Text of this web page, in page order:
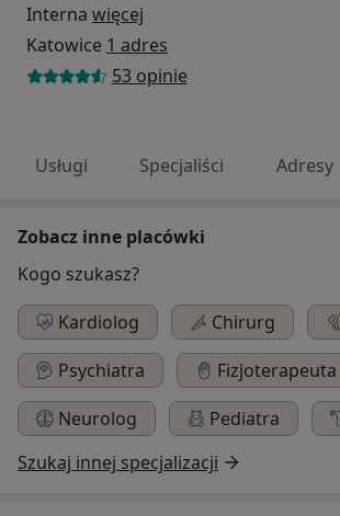
Interna więcej
Katowice 1 adres
53 opinie
Usługi Specjaliści Adresy
Zobacz inne placówki
Kogo szukasz?
Kardiolog
Chirurg
Psychiatra
Fizjoterapeuta
Neurolog
Pediatra
Szukaj innej specjalizacji